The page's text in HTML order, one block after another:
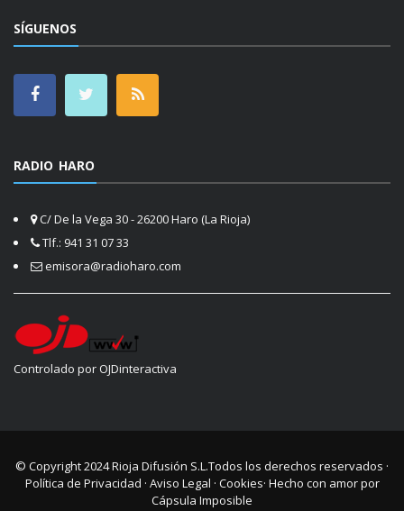
SÍGUENOS
RADIO HARO
C/ De la Vega 30 - 26200 Haro (La Rioja)
Tlf.: 941 31 07 33
emisora@radioharo.com
Controlado por OJDinteractiva
© Copyright 2024Rioja Difusión S.L.Todos los derechos reservados ·
Política de Privacidad · Aviso Legal · Cookies· Hecho con amor por
Cápsula Imposible